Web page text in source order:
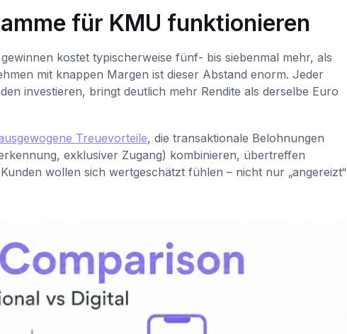
für KMU funktionieren
kostet typischerweise fünf- bis siebenmal mehr, als
mit knappen Margen ist dieser Abstand enorm. Jeder
investieren, bringt deutlich mehr Rendite als derselbe Euro
Treuevorteile, die transaktionale Belohnungen
exklusiver Zugang) kombinieren, übertreffen
wollen sich wertgeschätzt fühlen – nicht nur „angereizt“